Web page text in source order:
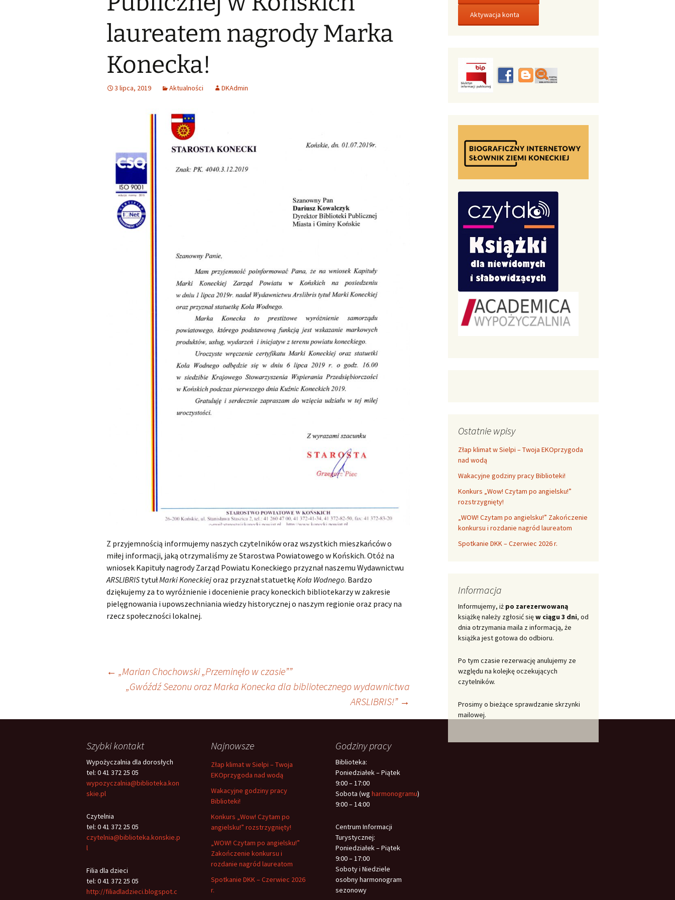
Małoletnich Małoletnich – wersja
skrócona dla małoletnich
Deklaracja dostępności
Godziny pracy Praca w soboty
Nauka, oświata, kultura
wersje uproszczone /
Polish-English Books /
Wersje polsko-angielskie
Po Angielsku
English Club
laureatem nagrody Marka
Konecka!
3 lipca, 2019 Aktualności DKAdmin
Z przyjemnością informujemy naszych czytelników oraz wszystkich mieszkańców o
miłej informacji, jaką otrzymaliśmy ze Starostwa Powiatowego w Końskich. Otóż na
wniosek Kapituły nagrody Zarząd Powiatu Koneckiego przyznał naszemu Wydawnictwu
ARSLIBRIS tytułMarki Koneckiejoraz przyznał statuetkęKoła Wodnego. Bardzo
dziękujemy za to wyróżnienie i docenienie pracy koneckich bibliotekarzy w zakresie
pielęgnowania i upowszechniania wiedzy historycznej o naszym regionie oraz pracy na
rzecz społeczności lokalnej.
Nawigacja
← „Marian Chochowski „Przeminęło w czasie””
„Gwóźdź Sezonu oraz Marka Konecka dla bibliotecznego wydawnictwa
ARSLIBRIS!” →
Ostatnie wpisy
Złap klimat w Sielpi – Twoja EKOprzygoda
nad wodą
Wakacyjne godziny pracy Biblioteki!
Konkurs „Wow! Czytam po angielsku!”
rozstrzygnięty!
„WOW! Czytam po angielsku!” Zakończenie
konkursu i rozdanie nagród laureatom
Spotkanie DKK – Czerwiec 2026 r.
Informacja
Informujemy, iż po zarezerwowaną
książkę należy zgłosić sięw ciągu 3 dni, od
dnia otrzymania maila z informacją, że
książka jest gotowa do odbioru.
Po tym czasie rezerwację anulujemy ze
względu na kolejkę oczekujących
czytelników.
Prosimy o bieżące sprawdzanie skrzynki
mailowej.
Szybki kontakt
Wypożyczalnia dla dorosłych
tel: 0 41 372 25 05
wypozyczalnia@biblioteka.kon
skie.pl
Czytelnia
tel: 0 41 372 25 05
czytelnia@biblioteka.konskie.p
l
Filia dla dzieci
tel: 0 41 372 25 05
http://filiadladzieci.blogspot.c
Najnowsze
Złap klimat w Sielpi – Twoja
EKOprzygoda nad wodą
Wakacyjne godziny pracy
Biblioteki!
Konkurs „Wow! Czytam po
angielsku!” rozstrzygnięty!
„WOW! Czytam po angielsku!”
Zakończenie konkursu i
rozdanie nagród laureatom
Spotkanie DKK – Czerwiec 2026
r.
Godziny pracy
Biblioteka:
Poniedziałek – Piątek
9:00 – 17:00
Sobota (wg harmonogramu)
9:00 – 14:00
Centrum Informacji
Turystycznej:
Poniedziałek – Piątek
9:00 – 17:00
Soboty i Niedziele
osobny harmonogram
sezonowy